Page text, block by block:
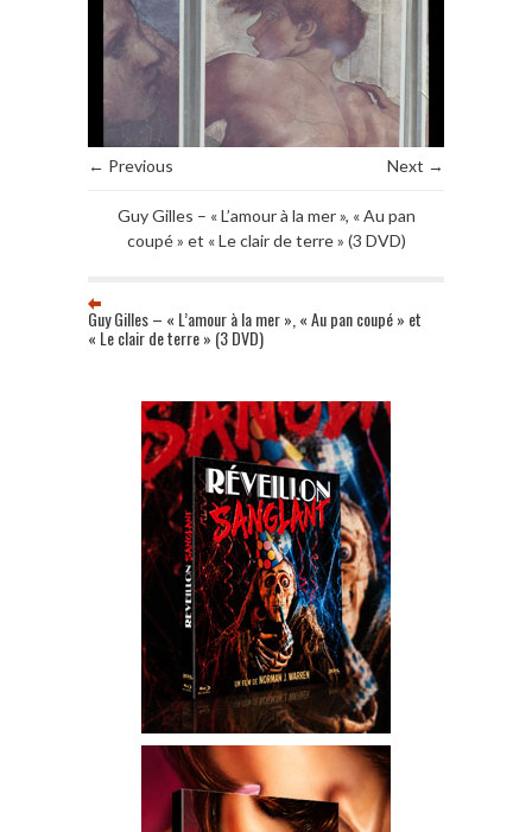
← Previous Next →
Guy Gilles – « L’amour à la mer », « Au pan
coupé » et « Le clair de terre » (3 DVD)
Guy Gilles – « L’amour à la mer », « Au pan coupé » et
« Le clair de terre » (3 DVD)